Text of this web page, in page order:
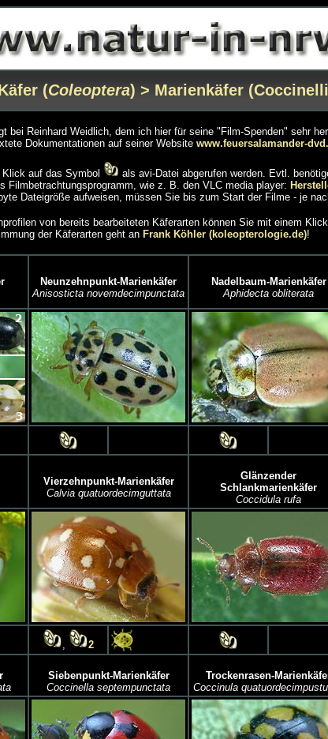
(Coleoptera) > Marienkäfer
bei Reinhard Weidlich, dem ich hier für seine "Film-Spenden" sehr
Dokumentationen auf seiner Website www.feuersalamander-
auf das Symbol
als avi-Datei abgerufen werden. Evtl.
Filmbetrachtungsprogramm, wie z. B. den VLC media player:
Dateigröße aufweisen, müssen Sie bis zum Start der Filme - je
von bereits bearbeiteten Käferarten können Sie mit einem
der Käferarten geht an Frank Köhler (koleopterologie.de)!
Neunzehnpunkt-Marienkäfer
Anisosticta novemdecimpunctata
Nadelbaum-Marienkäfer
Aphidecta obliterata
Vierzehnpunkt-Marienkäfer
Calvia quatuordecimguttata
Glänzender
Schlankmarienkäfer
Coccidula rufa
, 2
Siebenpunkt-Marienkäfer
Coccinella septempunctata
Trockenrasen-
Coccinula